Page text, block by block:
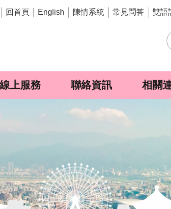
回首頁 English 陳情系統 常見問答 雙語
線上服務 聯絡資訊 相關